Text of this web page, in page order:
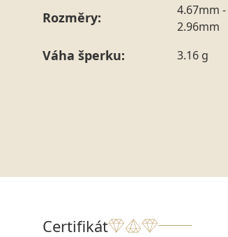
Rozměry:
4.67mm
2.96mm
Váha šperku: 3.16 g
Certifikát